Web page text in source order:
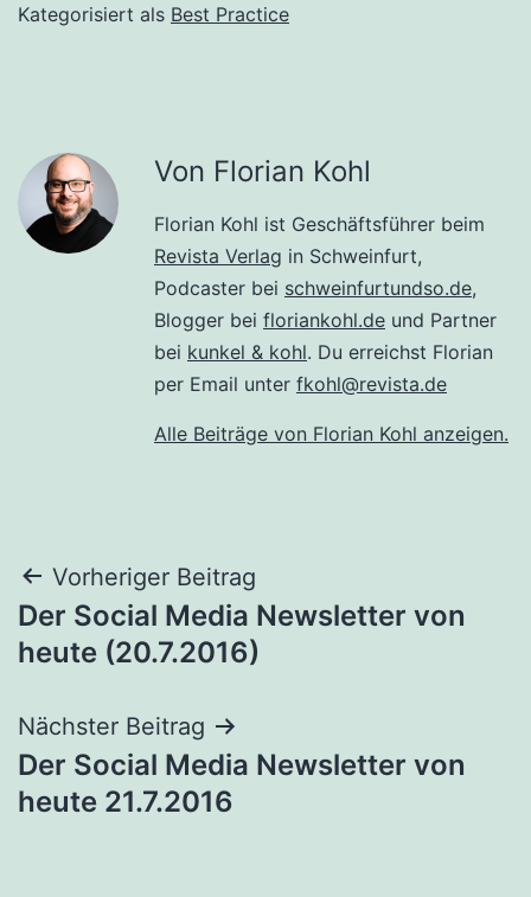
Kategorisiert als Best Practice
Von Florian Kohl
Florian Kohl ist Geschäftsführer beim
Revista Verlag in Schweinfurt,
Podcaster bei schweinfurtundso.de,
Blogger bei floriankohl.de und Partner
bei kunkel & kohl. Du erreichst Florian
per Email unter fkohl@revista.de
Alle Beiträge von Florian Kohl anzeigen.
Beitragsnavigation
Vorheriger Beitrag
Der Social Media Newsletter von
heute (20.7.2016)
Nächster Beitrag
Der Social Media Newsletter von
heute 21.7.2016